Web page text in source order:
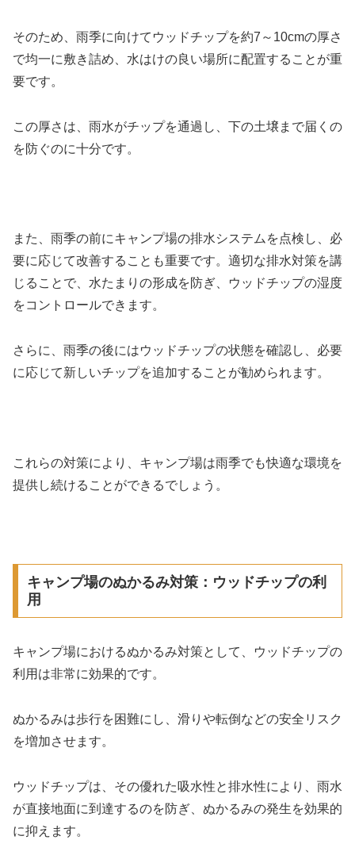
そのため、雨季に向けてウッドチップを約7～10cmの厚さ
で均一に敷き詰め、水はけの良い場所に配置することが重
要です。
この厚さは、雨水がチップを通過し、下の土壌まで届くの
を防ぐのに十分です。
また、雨季の前にキャンプ場の排水システムを点検し、必
要に応じて改善することも重要です。適切な排水対策を講
じることで、水たまりの形成を防ぎ、ウッドチップの湿度
をコントロールできます。
さらに、雨季の後にはウッドチップの状態を確認し、必要
に応じて新しいチップを追加することが勧められます。
これらの対策により、キャンプ場は雨季でも快適な環境を
提供し続けることができるでしょう。
キャンプ場のぬかるみ対策：ウッドチップの利
用
キャンプ場におけるぬかるみ対策として、ウッドチップの
利用は非常に効果的です。
ぬかるみは歩行を困難にし、滑りや転倒などの安全リスク
を増加させます。
ウッドチップは、その優れた吸水性と排水性により、雨水
が直接地面に到達するのを防ぎ、ぬかるみの発生を効果的
に抑えます。